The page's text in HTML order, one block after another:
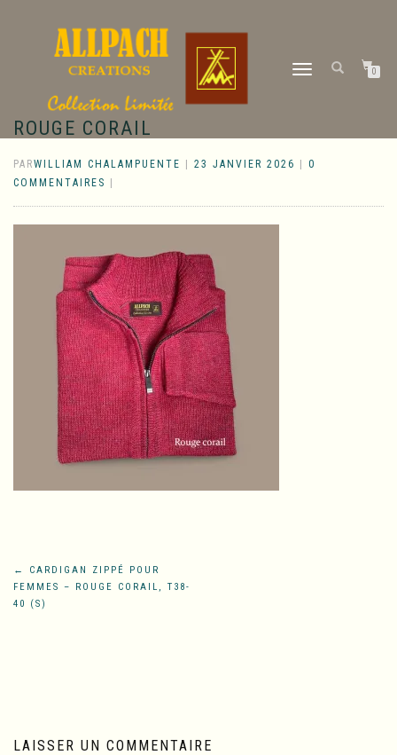
DÉPLIER
0
ROUGE CORAIL
PARWILLIAM CHALAMPUENTE 23 JANVIER 2026
0
COMMENTAIRES
Navigation
de
←
CARDIGAN ZIPPÉ POUR
FEMMES – ROUGE CORAIL, T38-
40 (S)
LAISSER UN COMMENTAIRE